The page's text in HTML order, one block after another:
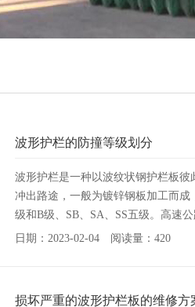
波形护栏的防撞等级划分
波形护栏是一种以波纹状钢护栏板
冲出路途，一般为镀锌钢板加工而
级和B级、SB、SA、SS五级。高速
日期：2023-02-04 阅读量：420
损坏严重的波形护栏板的维修方